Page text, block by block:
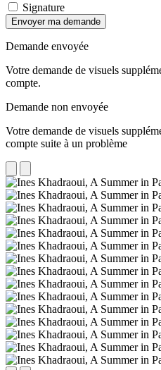
Signature
Envoyer ma demande
Demande envoyée
Votre demande de visuels
compte.
Demande non envoyée
Votre demande de visuels
compte suite à un problème